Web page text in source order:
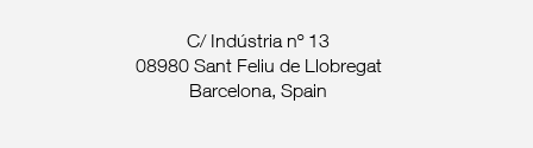
C/ Indústria nº 13
08980 Sant Feliu de Llobregat
Barcelona, Spain